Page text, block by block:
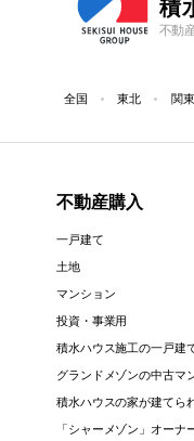
積
不動
全国 東北 関東
不動産購入
一戸建て
土地
マンション
投資・事業用
積水ハウス施工の一戸建
グランドメゾンの中古マ
積水ハウスの家が建てら
「シャーメゾン」オーナ